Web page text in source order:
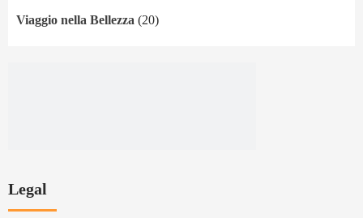
Viaggio nella Bellezza (20)
Legal